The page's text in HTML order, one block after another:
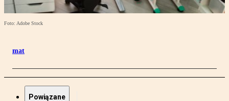
Foto: Adobe Stock
mat
Powiązane